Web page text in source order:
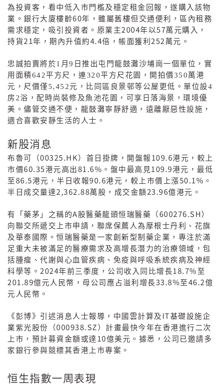
為投資客，看中低入市門檻及穩定租金回報，遂購入該物
業。銀行大廈樓齡60年，雖屬舊樓但交通便利，區內租務
需求穩定，吸引投資者。原業主2004年以57萬元購入，
持貨21年，期內升值約4.4倍，帳面獲利 252 萬元。
忠誠拍賣將於1 月 9 日推出屯門龍鼓灘沙埔崗一個單位，實
用面積642平方尺，連320平方尺花園，開拍價350萬港
元，尺價僅 5,452元，比同區良景邨等公屋更低。單位設4
房 2浴，配時尚裝修及魚池花園，可享日落海景，環境優
美。儘管交通不便，龍鼓灘寧靜舒適，遠離厭惡性設施，
適合喜歡安靜生活的人士。
新股消息
布魯可（00325.HK ）首日掛牌，開盤報 109.6港元，較上
市價60.35港元高出81.6% 。盤中最高見109.9港元，最低
至86.5港元，半日收報90.6港元，較上市價上漲50.1% 。
半日成交量達2,362.88萬股，成交金額23.96億港元。
有「藥茅」之稱的A股醫藥龍頭恒瑞醫藥（ 600276.SH ）
向聯交所遞交上市申請，聯席保薦人為摩根士丹利、花旗
及華泰國際。恒瑞醫藥是一家創新型制藥企業，專注於滿
足重大未被滿足的醫療需求及高增長潛力的治療領域，包
括腫瘤、代謝與心血管疾病、免疫與呼吸系統疾病及神經
科學等。 2024年前三季度，公司收入同比增長18.7% 至
201.89億元人民幣，母公司應占溢利增長33.8%至46.2億
元人民幣。
《彭博》引述消息人士報導，中國雲計算及 IT基礎設施企
業紫光股份（000938.SZ ）計畫最快今年在香港進行二次
上市，預計募資金額或達 10億美元。據悉，公司已邀請多
家銀行參與競標其香港上市專案。
恒生指數一周表現